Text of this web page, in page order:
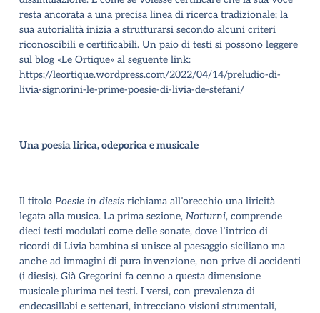
resta ancorata a una precisa linea di ricerca tradizionale; la
sua autorialità inizia a strutturarsi secondo alcuni criteri
riconoscibili e certificabili. Un paio di testi si possono leggere
sul blog «Le Ortique» al seguente link:
https://leortique.wordpress.com/2022/04/14/preludio-di-
livia-signorini-le-prime-poesie-di-livia-de-stefani/
Una poesia lirica, odeporica e musicale
Il titolo Poesie in diesisrichiama all’orecchio una liricità
legata alla musica. La prima sezione, Notturni, comprende
dieci testi modulati come delle sonate, dove l’intrico di
ricordi di Livia bambina si unisce al paesaggio siciliano ma
anche ad immagini di pura invenzione, non prive di accidenti
(i diesis). Già Gregorini fa cenno a questa dimensione
musicale plurima nei testi. I versi, con prevalenza di
endecasillabi e settenari, intrecciano visioni strumentali,